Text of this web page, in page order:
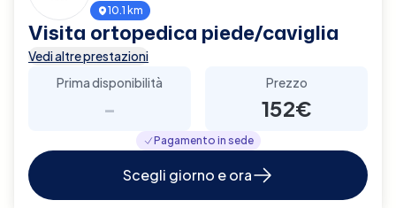
10.1 km
Visita ortopedica piede/caviglia
Vedi altre prestazioni
Prima disponibilità
-
Prezzo
152€
Pagamento in sede
Scegli giorno e ora